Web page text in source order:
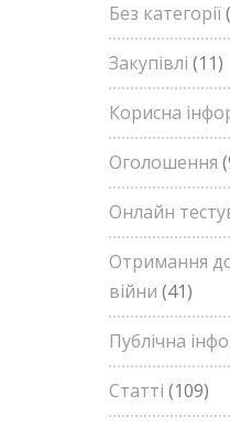
Без категорії
Закупівлі (11)
Корисна
Оголошення
Онлайн
Отримання
війни (41)
Публічна
Статті (109)